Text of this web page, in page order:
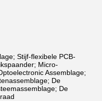
Stijf-flexibele PCB-
Micro-
Assemblage;
De
De